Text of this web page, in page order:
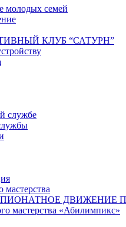
молодых семей
КЛУБ “САТУРН”
службе
ДВИЖЕНИЕ
мастерства «Абилимпикс»